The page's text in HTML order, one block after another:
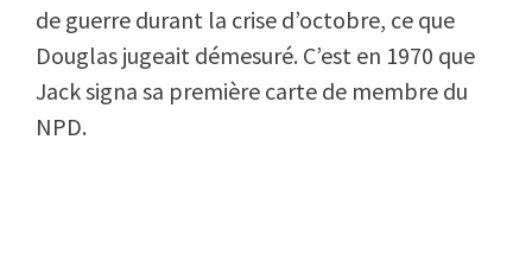
de guerre durant la crise d’octobre, ce que
Douglas jugeait démesuré. C’est en 1970 que
Jack signa sa première carte de membre du
NPD.